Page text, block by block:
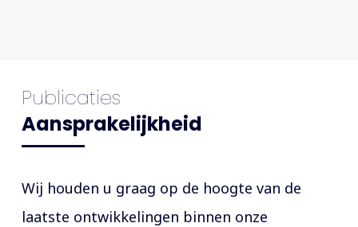
Publicaties
Aansprakelijkheid
Wij houden u graag op de hoogte van de
laatste ontwikkelingen binnen onze